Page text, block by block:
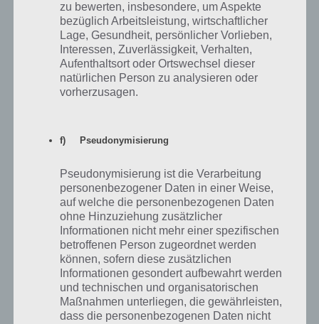
Beschreibung Person Dauer (in h)
Lisa und Homer sollen
Fußball schauen
automatisch 45 Sekunden
Baue den
Stadioneingang und
Homer soll Sponsoren
H
Homer soll mehr
Regeln erfinden
Lisa 4 x 6 Sekunden
H
H –
Absolviere tägliches
Training (Tagesaufgabe
lösen)
H unterschiedlich
zu bewerten, insbesondere, um Aspekte
bezüglich Arbeitsleistung, wirtschaftlicher
Lage, Gesundheit, persönlicher Vorlieben,
Interessen, Zuverlässigkeit, Verhalten,
Aufenthaltsort oder Ortswechsel dieser
natürlichen Person zu analysieren oder
vorherzusagen.
f) Pseudonymisierung
Pseudonymisierung ist die Verarbeitung
personenbezogener Daten in einer Weise,
auf welche die personenbezogenen Daten
ohne Hinzuziehung zusätzlicher
Informationen nicht mehr einer spezifischen
betroffenen Person zugeordnet werden
können, sofern diese zusätzlichen
Informationen gesondert aufbewahrt werden
und technischen und organisatorischen
Maßnahmen unterliegen, die gewährleisten,
dass die personenbezogenen Daten nicht